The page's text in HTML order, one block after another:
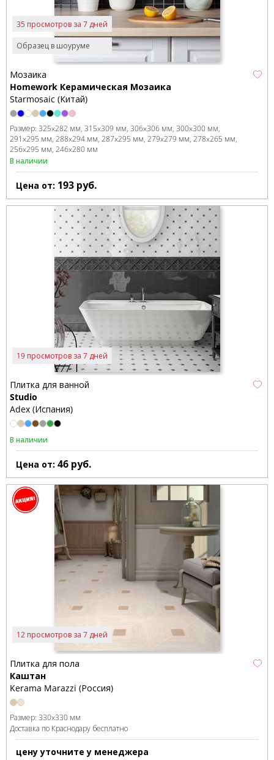
Образец в шоуруме
35 просмотров за 7 дней
Мозаика
Homework Керамическая Мозаика
Starmosaic (Китай)
Размер: 325x282 мм 315x309 мм 306x306 мм 300x300 мм
291x295 мм 288x294 мм 287x295 мм 279x279 мм 278x265 мм
256x295 мм 246x280 мм
В наличии
Цена от: 193 руб.
19 просмотров за 7 дней
Плитка для ванной
Studio
Adex (Испания)
В наличии
Цена от: 46 руб.
12 просмотров за 7 дней
Плитка для пола
Каштан
Kerama Marazzi (Россия)
Размер: 330x330 мм
Доставка по Краснодару бесплатно
цену уточните у менеджера